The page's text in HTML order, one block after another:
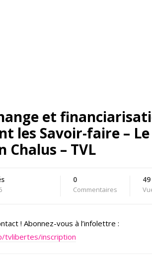
et
les Savoir-faire – Le
Chalus – TVL
0
Commentaires
49
! Abonnez-vous à l’infolettre :
tvlibertes/inscription